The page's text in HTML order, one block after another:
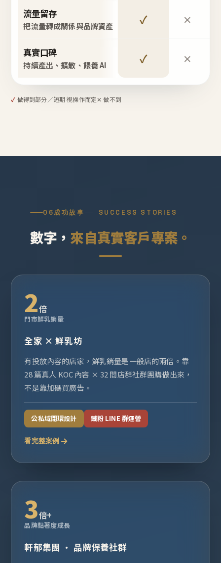
流量留存
把流量轉成關係與品牌資產 ✓ ✕
真實口碑
持續產出、擴散、餵養 AI ✓ ✕
✓ 做得到部分／短期 視操作而定✕ 做不到
06成功故事 SUCCESS STORIES
數字， 來自真實客戶專案。
2倍
門市鮮乳銷量
全家 × 鮮乳坊
有投放內容的店家，鮮乳銷量是一般店的兩倍。靠
28 篇真人 KOC 內容 × 32 間店群社群團購做出來，
不是靠加碼買廣告。
公私域閉環設計 鐵粉 LINE 群運營
看完整案例
3倍+
品牌黏著度成長
軒郁集團 · 品牌保養社群